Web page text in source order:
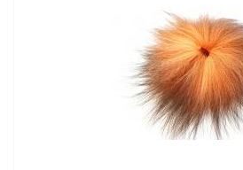
VOIR LE PRODUIT